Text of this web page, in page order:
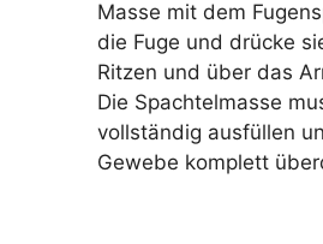
Masse mit dem
die Fuge und drücke
Ritzen und über das
Die Spachtelmasse
vollständig ausfüllen
Gewebe komplett